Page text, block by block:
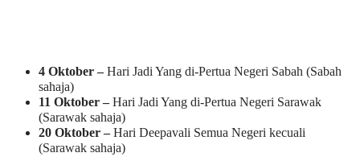
4 Oktober –Hari Jadi Yang di-Pertua Negeri Sabah (Sabah
sahaja)
11 Oktober –Hari Jadi Yang di-Pertua Negeri Sarawak
(Sarawak sahaja)
20 Oktober –Hari Deepavali Semua Negeri kecuali
(Sarawak sahaja)